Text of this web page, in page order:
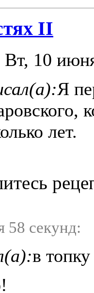
II
Вт, 10
Я
лет.
58 секунд:
в